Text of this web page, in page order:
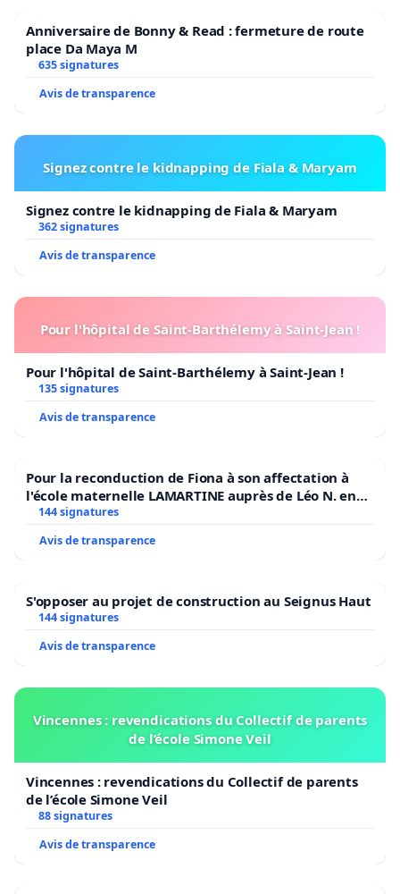
Anniversaire de Bonny & Read : fermeture de route
place Da Maya M
635 signatures
Avis de transparence
Signez contre le kidnapping de Fiala & Maryam
Signez contre le kidnapping de Fiala & Maryam
362 signatures
Avis de transparence
Pour l'hôpital de Saint-Barthélemy à Saint-Jean !
Pour l'hôpital de Saint-Barthélemy à Saint-Jean !
135 signatures
Avis de transparence
Pour la reconduction de Fiona à son affectation à
l'école maternelle LAMARTINE auprès de Léo N. en
2026/2027
144 signatures
Avis de transparence
S'opposer au projet de construction au Seignus Haut
144 signatures
Avis de transparence
Vincennes : revendications du Collectif de parents
de l’école Simone Veil
Vincennes : revendications du Collectif de parents
de l’école Simone Veil
88 signatures
Avis de transparence